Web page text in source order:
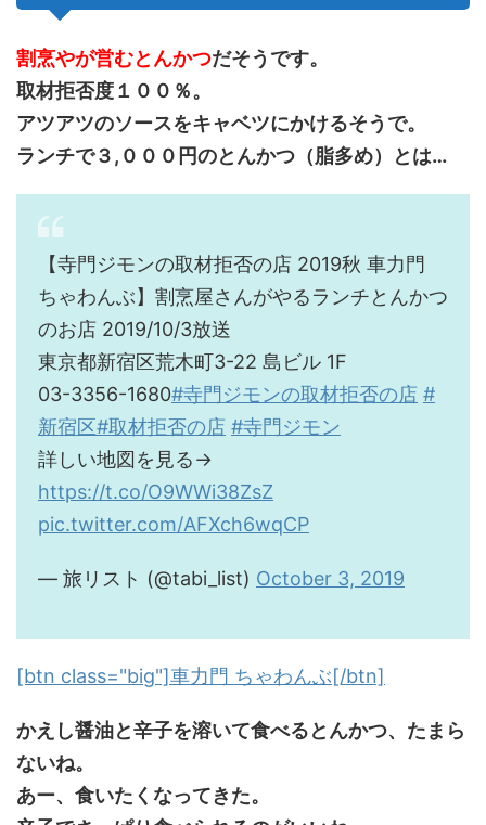
割烹やが営むとんかつだそうです。
取材拒否度１００％。
アツアツのソースをキャベツにかけるそうで。
ランチで３,０００円のとんかつ（脂多め）とは…
【寺門ジモンの取材拒否の店 2019秋 車力門
ちゃわんぶ】割烹屋さんがやるランチとんかつ
のお店 2019/10/3放送
東京都新宿区荒木町3-22 島ビル 1F
03-3356-1680#寺門ジモンの取材拒否の店 #
新宿区#取材拒否の店 #寺門ジモン
詳しい地図を見る→
https://t.co/O9WWi38ZsZ
pic.twitter.com/AFXch6wqCP
— 旅リスト (@tabi_list) October 3, 2019
[btn class="big"]車力門 ちゃわんぶ[/btn]
かえし醤油と辛子を溶いて食べるとんかつ、たまら
ないね。
あー、食いたくなってきた。